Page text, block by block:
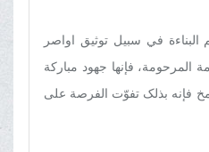
البناءة في سبیل توثیق اواصر
المرحومة، فإنها جهود مبارکة
فإنه بذلک تفوّت الفرصة علی